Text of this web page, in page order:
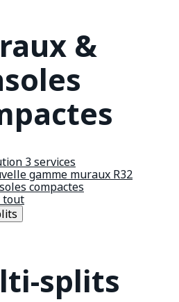
&
3 services
gamme muraux R32
compactes
tout
splits